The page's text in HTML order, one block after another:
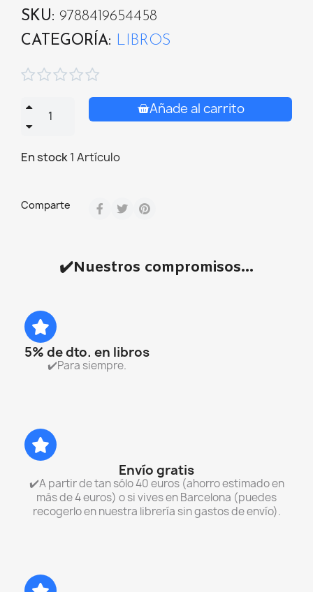
SKU
9788419654458
CATEGORÍA
LIBROS

Añade al carrito
En stock1 Artículo
Comparte
✔️Nuestros compromisos...
5% de dto. en libros
✔️Para siempre.
Envío gratis
✔️A partir de tan sólo 40 euros (ahorro estimado en
más de 4 euros) o si vives en Barcelona (puedes
recogerlo en nuestra librería sin gastos de envío).